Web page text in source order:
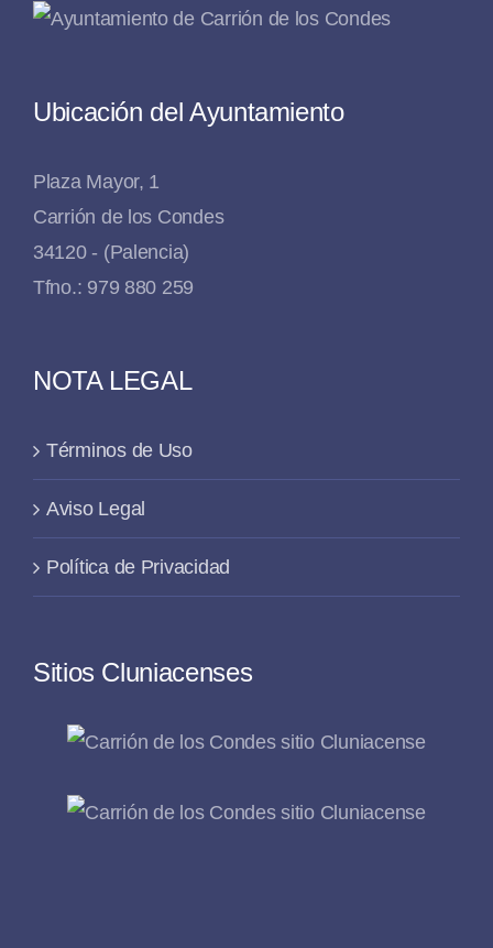
Ubicación del Ayuntamiento
Plaza Mayor, 1
Carrión de los Condes
34120 - (Palencia)
Tfno.: 979 880 259
NOTA LEGAL
Términos de Uso
Aviso Legal
Política de Privacidad
Sitios Cluniacenses